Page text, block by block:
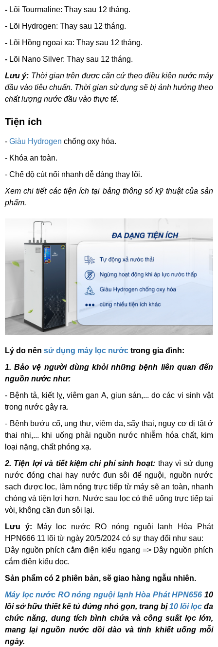
- Lõi Tourmaline: Thay sau 12 tháng.
- Lõi Hydrogen: Thay sau 12 tháng.
- Lõi Hồng ngoại xa: Thay sau 12 tháng.
- Lõi Nano Silver: Thay sau 12 tháng.
Lưu ý: Thời gian trên được căn cứ theo điều kiện nước máy
đầu vào tiêu chuẩn. Thời gian sử dụng sẽ bị ảnh hưởng theo
chất lượng nước đầu vào thực tế.
Tiện ích
- Giàu Hydrogen chống oxy hóa.
- Khóa an toàn.
- Chế độ cút nối nhanh dễ dàng thay lõi.
Xem chi tiết các tiện ích tại bảng thông số kỹ thuật của sản
phẩm.
Lý do nên sử dụng máy lọc nước trong gia đình:
1. Bảo vệ người dùng khỏi những bệnh liên quan đến
nguồn nước như:
- Bệnh tả, kiết lỵ, viêm gan A, giun sán,... do các vi sinh vật
trong nước gây ra.
- Bệnh bướu cổ, ung thư, viêm da, sẩy thai, nguy cơ dị tật ở
thai nhi,... khi uống phải nguồn nước nhiễm hóa chất, kim
loại nặng, chất phóng xạ.
2. Tiện lợi và tiết kiệm chi phí sinh hoạt: thay vì sử dụng
nước đóng chai hay nước đun sôi để nguội, nguồn nước
sạch được lọc, làm nóng trực tiếp từ máy sẽ an toàn, nhanh
chóng và tiện lợi hơn. Nước sau lọc có thể uống trực tiếp tại
vòi, không cần đun sôi lại.
Lưu ý: Máy lọc nước RO nóng nguội lạnh Hòa Phát
HPN666 11 lõi từ ngày 20/5/2024 có sự thay đổi như sau:
Dây nguồn phích cắm điện kiểu ngang => Dây nguồn phích
cắm điện kiểu dọc.
Sản phẩm có 2 phiên bản, sẽ giao hàng ngẫu nhiên.
Máy lọc nước RO nóng nguội lạnh Hòa Phát HPN656 10
lõi sở hữu thiết kế tủ đứng nhỏ gọn, trang bị10 lõi lọc đa
chức năng, dung tích bình chứa và công suất lọc lớn,
mang lại nguồn nước dồi dào và tinh khiết uống mỗi
ngày.